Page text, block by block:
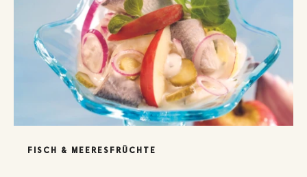
FISCH & MEERESFRÜCHTE